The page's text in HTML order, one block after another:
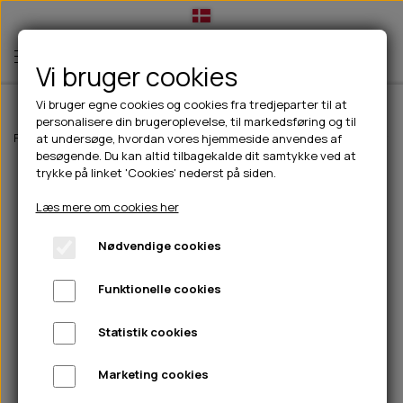
TIL HUND
💧FODER- VANDSKÅLE
CHICOPEE
GODBIDSTASKE
HALSBÅND
🦴 GODBIDDER & SNACKS
🍖 SMAGSVARIANTER
🎾 LEGETØJ
TÆNDER, ØRE, ØJE, POTER & NÆSE
🐾 UDSTYR & KOMFORT
TIL HUNDEEJER
DRIKKEFLASKER/TERMOFLASKER
HUER OG VANTER
PINEWOOD SALES
TIL KAT
TILBUD
NYHEDER
ABONNEMENT
Forside Til hunde Godbidder & Snacks Tyggeben Serrano Ham
Vi bruger cookies
Vi bruger egne cookies og cookies fra tredjeparter til at
personalisere din brugeroplevelse, til markedsføring og til
at undersøge, hvordan vores hjemmeside anvendes af
besøgende. Du kan altid tilbagekalde dit samtykke ved at
trykke på linket 'Cookies' nederst på siden.
Læs mere om cookies her
Nødvendige cookies
Funktionelle cookies
Statistik cookies
Marketing cookies